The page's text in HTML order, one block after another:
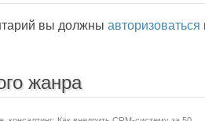
вы должны авторизоваться
жанра